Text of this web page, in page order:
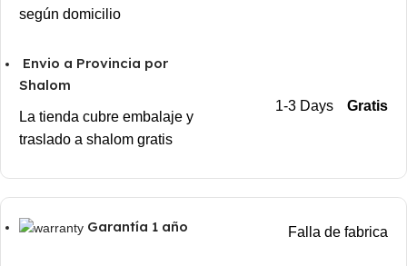
según domicilio
Envio a Provincia por
Shalom
La tienda cubre embalaje y
traslado a shalom gratis
1-3 Days Gratis
Garantía 1 año Falla de fabrica